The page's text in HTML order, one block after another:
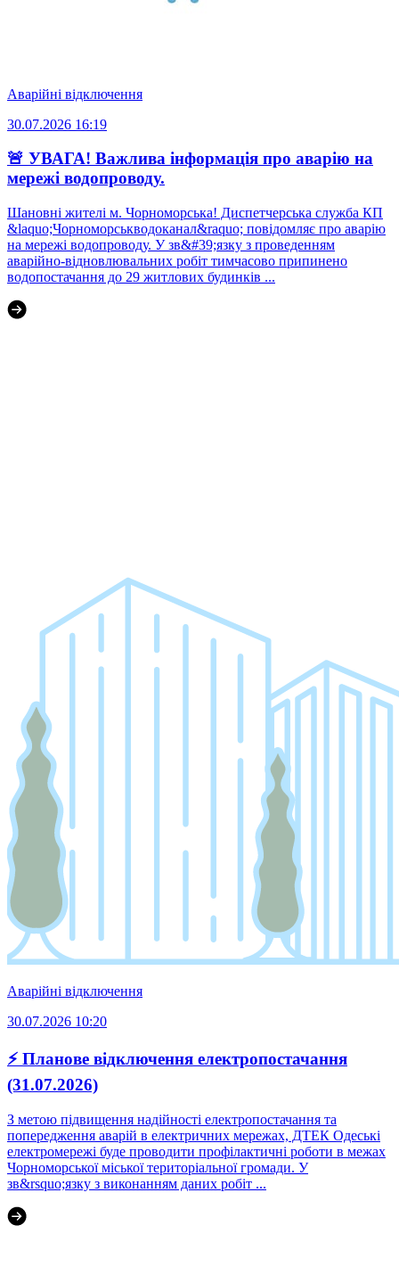
Аварійні відключення
30.07.2026 16:19
🚨 УВАГА! Важлива інформація про аварію на
мережі водопроводу.
Шановні жителі м. Чорноморська! Диспетчерська служба КП
&laquo;Чорноморськводоканал&raquo; повідомляє про аварію
на мережі водопроводу. У зв&#39;язку з проведенням
аварійно-відновлювальних робіт тимчасово припинено
водопостачання до 29 житлових будинків ...
Аварійні відключення
30.07.2026 10:20
⚡ Планове відключення електропостачання
(31.07.2026)
З метою підвищення надійності електропостачання та
попередження аварій в електричних мережах, ДТЕК Одеські
електромережі буде проводити профілактичні роботи в межах
Чорноморської міської територіальної громади. У
зв&rsquo;язку з виконанням даних робіт ...